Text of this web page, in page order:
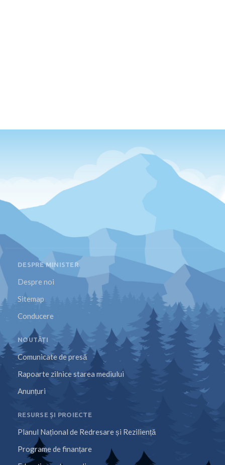
DESPRE MINISTER
Despre noi
Sitemap
Conducere
NOUTĂȚI
Comunicate de presă
Rapoarte zilnice starea mediului
Anunțuri
RESURSE ȘI PROIECTE
Planul Național de Redresare și Reziliență
Programe de finanțare